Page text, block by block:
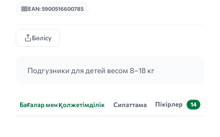
EAN: 5900516600785
Бөлісу
Подгузники для детей весом 8–18 кг
Бағалар мен қолжетімділік Сипаттама Пікірлер 14